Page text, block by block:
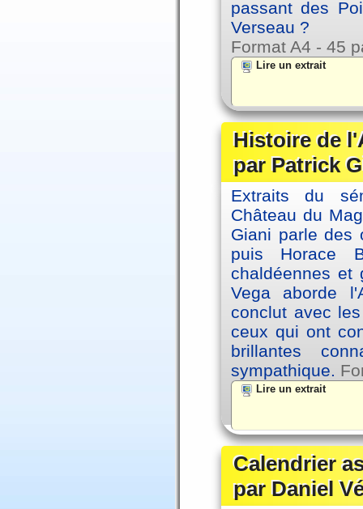
passant des
Verseau ?
Format A4 - 45
Lire un extrait
Histoire de
par Patrick
Extraits du
Château du
Giani parle des
puis Horace
chaldéennes et
Vega aborde
conclut avec
ceux qui ont
brillantes
sympathique.
Lire un extrait
Calendrier
par Daniel